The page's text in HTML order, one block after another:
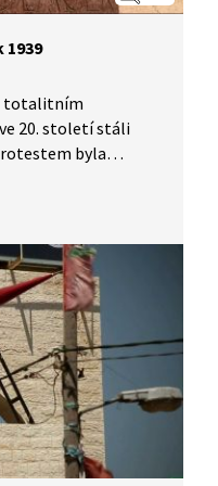
totalitním
20. století stáli
byla
Při potlačení akce
Jan Opletal, který
dnech zemřel.
v mohutnou
následovala
uzavření českých